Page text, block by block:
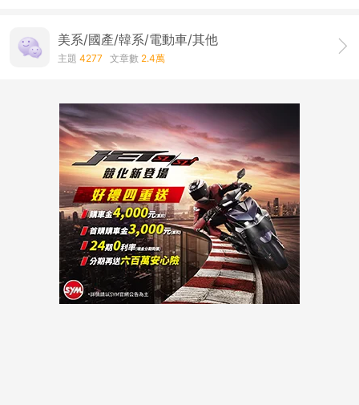
美系/國產/韓系/電動車/其他
主題 4277 文章數 2.4萬